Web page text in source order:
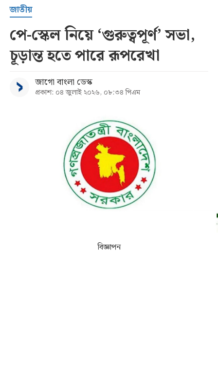
সর্বশেষ
সব
বিভাগ
জাতীয়
পে-স্কেল নিয়ে ‘গুরুত্বপূর্ণ’ সভা,
চূড়ান্ত হতে পারে রূপরেখা
জাগো বাংলা ডেস্ক
প্রকাশ: ০৪ জুলাই ২০২৬, ০৮:৩৪ পিএম
বিজ্ঞাপন